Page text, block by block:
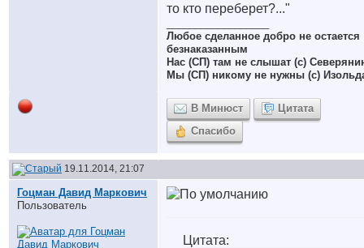
то кто переберет?..."
Любое сделанное добро не остается
безнаказанным
Нас (СП) там не слышат (с)
Мы (СП) никому не нужны (с)
В Минюст
Цитата
Спасибо
19.11.2014, 21:07
Гоцман Давид Маркович
Пользователь
Цитата: